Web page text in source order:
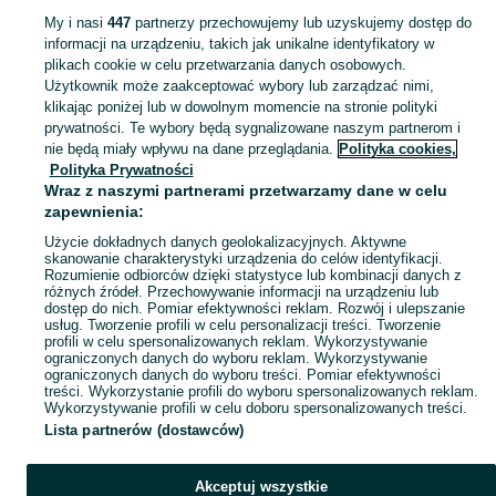
KATEGORIA
Sprzedaż rowerów miejskich Głogów ▶️ Aktualne oferty nowe i używane ✅ Szeroki wybór produktów w najlepszych cenach ✌ Sprawdź oferty na OLX.pl! Zobacz
Mapa kategorii
Mapa miejscowości
Mapa ministron
Popularne wyszukiwania
My i nasi 447partnerzy przechowujemy lub uzyskujemy dostęp do
informacji na urządzeniu, takich jak unikalne identyfikatory w
plikach cookie w celu przetwarzania danych osobowych.
Użytkownik może zaakceptować wybory lub zarządzać nimi,
klikając poniżej lub w dowolnym momencie na stronie polityki
prywatności. Te wybory będą sygnalizowane naszym partnerom i
nie będą miały wpływu na dane przeglądania. Polityka cookies,
Polityka Prywatności
Wraz z naszymi partnerami przetwarzamy dane w celu
zapewnienia:
Użycie dokładnych danych geolokalizacyjnych. Aktywne
skanowanie charakterystyki urządzenia do celów identyfikacji.
Rozumienie odbiorców dzięki statystyce lub kombinacji danych z
różnych źródeł. Przechowywanie informacji na urządzeniu lub
dostęp do nich. Pomiar efektywności reklam. Rozwój i ulepszanie
usług. Tworzenie profili w celu personalizacji treści. Tworzenie
profili w celu spersonalizowanych reklam. Wykorzystywanie
ograniczonych danych do wyboru reklam. Wykorzystywanie
ograniczonych danych do wyboru treści. Pomiar efektywności
treści. Wykorzystanie profili do wyboru spersonalizowanych reklam.
Wykorzystywanie profili w celu doboru spersonalizowanych treści.
Lista partnerów (dostawców)
Akceptuj wszystkie